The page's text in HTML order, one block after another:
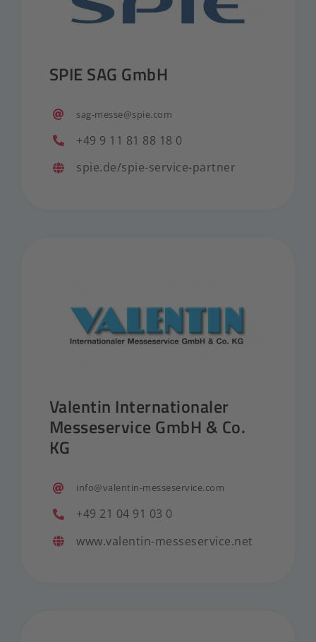
SPIE SAG GmbH
sag-messe@spie.com
+49 9 11 81 88 18 0
spie.de/spie-service-partner
Valentin Internationaler
Messeservice GmbH & Co.
KG
info@valentin-messeservice.com
+49 21 04 91 03 0
www.valentin-messeservice.net